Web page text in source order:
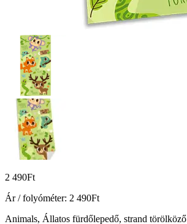
2 490Ft
Ár / folyóméter: 2 490Ft
Animals, Állatos fürdőlepedő, strand törölköző